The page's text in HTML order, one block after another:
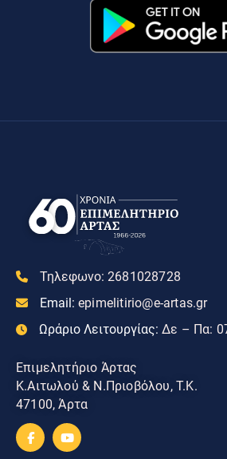
Τηλεφωνο: 2681028728
Email: epimelitirio@e-artas.gr
Ωράριο Λειτουργίας: Δε – Πα:
Επιμελητήριο Άρτας
Κ.Αιτωλού & Ν.Πριοβόλου, Τ.Κ.
47100, Άρτα